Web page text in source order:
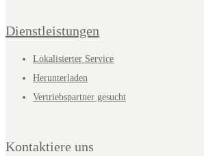
Dienstleistungen
Lokalisierter Service
Herunterladen
Vertriebspartner gesucht
Kontaktiere uns